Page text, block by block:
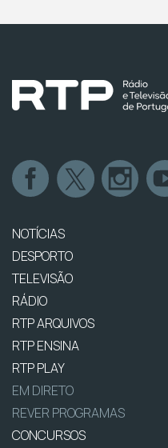
NOTÍCIAS
DESPORTO
TELEVISÃO
RÁDIO
RTP ARQUIVOS
RTP ENSINA
RTP PLAY
EM DIRETO
REVER PROGRAMAS
CONCURSOS